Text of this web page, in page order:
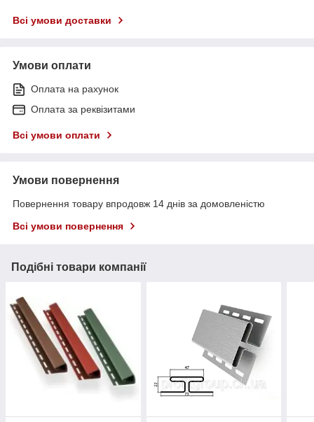
Всі умови доставки
Умови оплати
Оплата на рахунок
Оплата за реквізитами
Всі умови оплати
Умови повернення
Повернення товару впродовж 14 днів за домовленістю
Всі умови повернення
Подібні товари компанії